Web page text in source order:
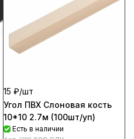
15 ₽/шт
Угол ПВХ Слоновая кость
10*10 2.7м (100шт/уп)
Есть в наличии